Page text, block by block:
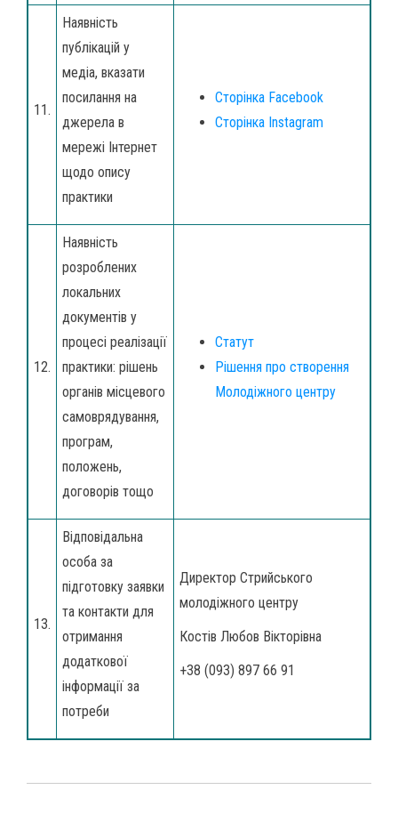
11.
Наявність
публікацій у
медіа, вказати
посилання на
джерела в
мережі Інтернет
щодо опису
практики
Сторінка Facebook
Сторінка Instagram
12.
Наявність
розроблених
локальних
документів у
процесі реалізації
практики: рішень
органів місцевого
самоврядування,
програм,
положень,
договорів тощо
Статут
Рішення про створення
Молодіжного центру
13.
Відповідальна
особа за
підготовку заявки
та контакти для
отримання
додаткової
інформації за
потреби
Директор Стрийського
молодіжного центру
Костів Любов Вікторівна
+38 (093) 897 66 91